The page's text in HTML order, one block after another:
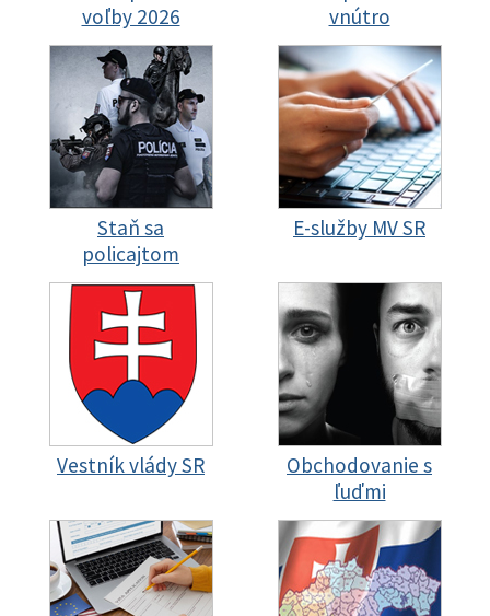
voľby 2026
vnútro
Staň sa
policajtom
E-služby MV SR
Vestník vlády SR
Obchodovanie s
ľuďmi